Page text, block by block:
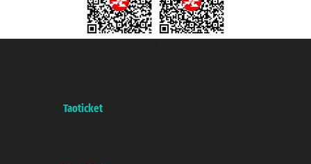
Taoticket